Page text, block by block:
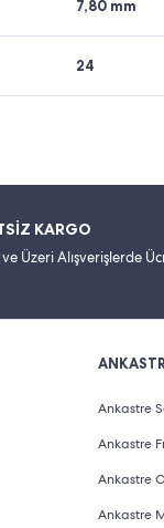
7,80 mm
24
KARGO
Üzeri Alışverişlerde
Ankastre
Ankastre
Ankastre
Ankastre